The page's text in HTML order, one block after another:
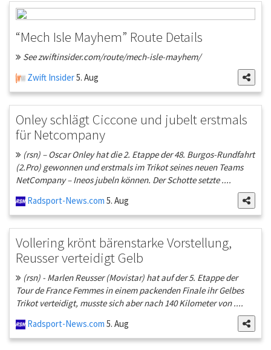
“Mech Isle Mayhem” Route Details
See zwiftinsider.com/route/mech-isle-mayhem/
Zwift Insider5. Aug
Onley schlägt Ciccone und jubelt erstmals
für Netcompany
(rsn) – Oscar Onley hat die 2. Etappe der 48. Burgos-Rundfahrt
(2.Pro) gewonnen und erstmals im Trikot seines neuen Teams
NetCompany – Ineos jubeln können. Der Schotte setzte ....
Radsport-News.com 5. Aug
Vollering krönt bärenstarke Vorstellung,
Reusser verteidigt Gelb
(rsn) - Marlen Reusser (Movistar) hat auf der 5. Etappe der
Tour de France Femmes in einem packenden Finale ihr Gelbes
Trikot verteidigt, musste sich aber nach 140 Kilometer von ....
Radsport-News.com 5. Aug